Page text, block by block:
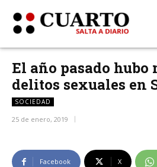
El año pasado hubo
delitos sexuales en
SOCIEDAD
25 de enero, 2019
Facebook X